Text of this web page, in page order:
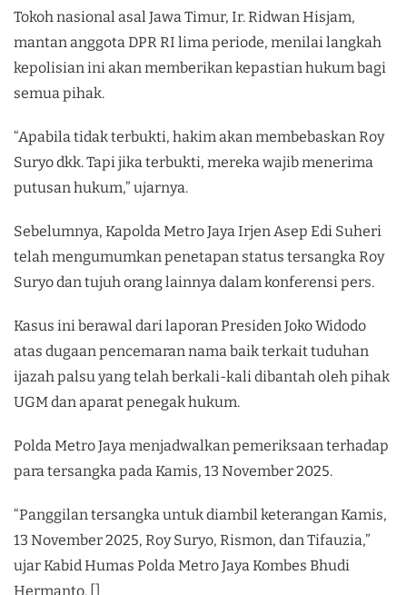
Tokoh nasional asal Jawa Timur, Ir. Ridwan Hisjam,
mantan anggota DPR RI lima periode, menilai langkah
kepolisian ini akan memberikan kepastian hukum bagi
semua pihak.
“Apabila tidak terbukti, hakim akan membebaskan Roy
Suryo dkk. Tapi jika terbukti, mereka wajib menerima
putusan hukum,” ujarnya.
Sebelumnya, Kapolda Metro Jaya Irjen Asep Edi Suheri
telah mengumumkan penetapan status tersangka Roy
Suryo dan tujuh orang lainnya dalam konferensi pers.
Kasus ini berawal dari laporan Presiden Joko Widodo
atas dugaan pencemaran nama baik terkait tuduhan
ijazah palsu yang telah berkali-kali dibantah oleh pihak
UGM dan aparat penegak hukum.
Polda Metro Jaya menjadwalkan pemeriksaan terhadap
para tersangka pada Kamis, 13 November 2025.
“Panggilan tersangka untuk diambil keterangan Kamis,
13 November 2025, Roy Suryo, Rismon, dan Tifauzia,”
ujar Kabid Humas Polda Metro Jaya Kombes Bhudi
Hermanto. []